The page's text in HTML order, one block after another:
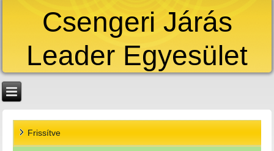
Csengeri Járás
Leader Egyesület
Frissítve